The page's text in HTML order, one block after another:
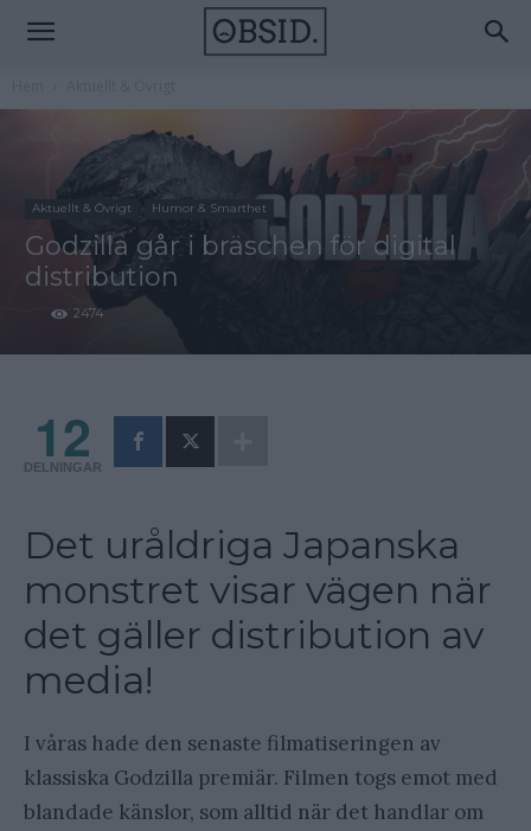
Aktuellt & Övrigt Humor & Smarthet
Godzilla går i bräschen för digital
distribution
2474
12
DELNINGAR
Det uråldriga Japanska
monstret visar vägen när
det gäller distribution av
media!
I våras hade den senaste filmatiseringen av
klassiska Godzilla premiär. Filmen togs emot med
blandade känslor, som alltid när det handlar om